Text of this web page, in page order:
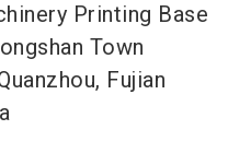
Printing Base
Town
Fujian